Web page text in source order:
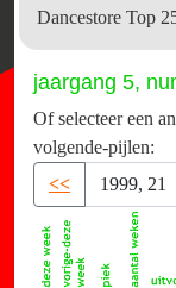
Dancestore Top
jaargang 5,
Of selecteer een
volgende-pijlen:
<<